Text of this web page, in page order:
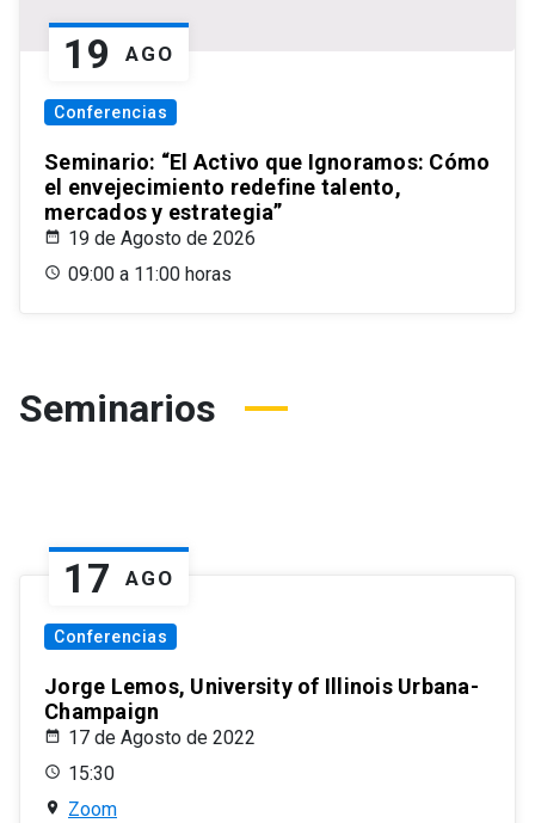
19 AGO
Conferencias
Seminario: “El Activo que Ignoramos: Cómo
el envejecimiento redefine talento,
mercados y estrategia”
19 de Agosto de 2026
09:00 a 11:00 horas
Seminarios
17 AGO
Conferencias
Jorge Lemos, University of Illinois Urbana-
Champaign
17 de Agosto de 2022
15:30
Zoom